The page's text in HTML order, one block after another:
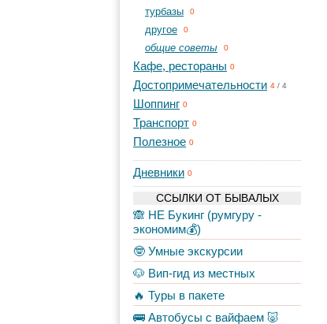
турбазы 0
другое 0
общие советы 0
Кафе, рестораны 0
Достопримечательности 4 / 4
Шоппинг 0
Транспорт 0
Полезное 0
Дневники 0
ССЫЛКИ ОТ БЫВАЛЫХ
🙈 НЕ Букинг (румгуру -
экономим💰)
🤓 Умные экскурсии
🐶 Вип-гид из местных
🔥 Туры в пакете
🚌 Автобусы с вайфаем 🐷